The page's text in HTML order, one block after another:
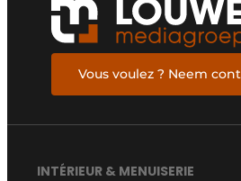
Vous voulez ? Neem
INTÉRIEUR & MENUISERIE